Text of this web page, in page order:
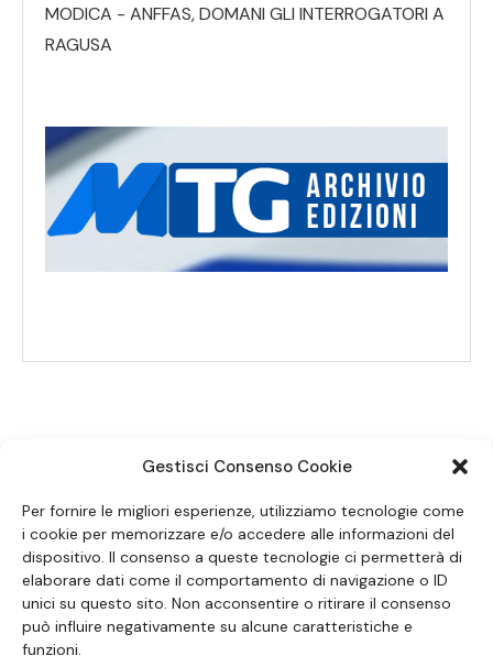
Gestisci Consenso Cookie
Per fornire le migliori esperienze, utilizziamo tecnologie come
i cookie per memorizzare e/o accedere alle informazioni del
dispositivo. Il consenso a queste tecnologie ci permetterà di
elaborare dati come il comportamento di navigazione o ID
unici su questo sito. Non acconsentire o ritirare il consenso
può influire negativamente su alcune caratteristiche e
funzioni.
MODICA - ANFFAS, DOMANI GLI INTERROGATORI A
RAGUSA
SEGUICI SUI SOCIAL